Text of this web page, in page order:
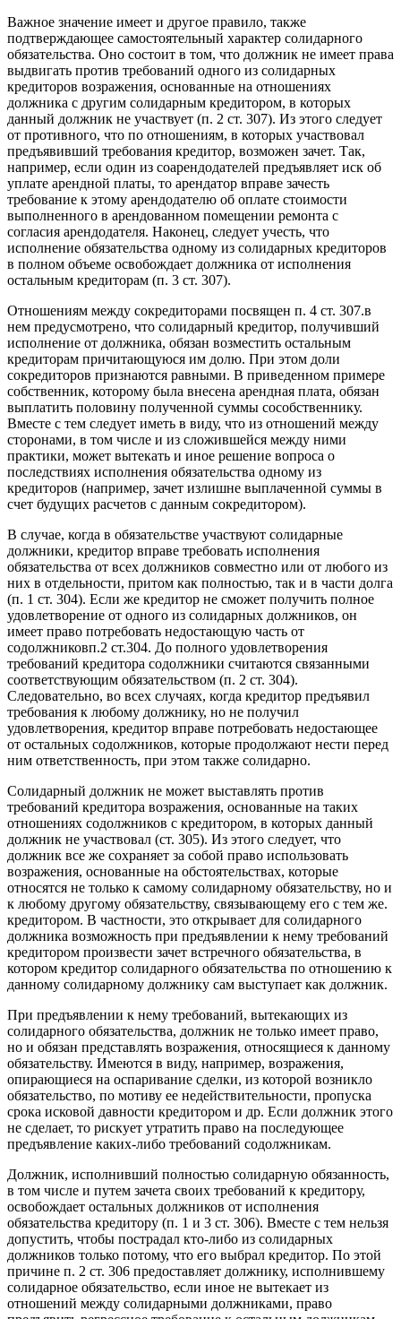
Важное значение имеет и другое правило, также
подтверждающее самостоятельный характер солидарного
обязательства. Оно состоит в том, что должник не имеет права
выдвигать против требований одного из солидарных
кредиторов возражения, основанные на отношениях
должника с другим солидарным кредитором, в которых
данный должник не участвует (п. 2 ст. 307). Из этого следует
от противного, что по отношениям, в которых участвовал
предъявивший требования кредитор, возможен зачет. Так,
например, если один из соарендодателей предъявляет иск об
уплате арендной платы, то арендатор вправе зачесть
требование к этому арендодателю об оплате стоимости
выполненного в арендованном помещении ремонта с
согласия арендодателя. Наконец, следует учесть, что
исполнение обязательства одному из солидарных кредиторов
в полном объеме освобождает должника от исполнения
остальным кредиторам (п. 3 ст. 307).
Отношениям между сокредиторами посвящен п. 4 ст. 307.в
нем предусмотрено, что солидарный кредитор, получивший
исполнение от должника, обязан возместить остальным
кредиторам причитающуюся им долю. При этом доли
сокредиторов признаются равными. В приведенном примере
собственник, которому была внесена арендная плата, обязан
выплатить половину полученной суммы сособственнику.
Вместе с тем следует иметь в виду, что из отношений между
сторонами, в том числе и из сложившейся между ними
практики, может вытекать и иное решение вопроса о
последствиях исполнения обязательства одному из
кредиторов (например, зачет излишне выплаченной суммы в
счет будущих расчетов с данным сокредитором).
В случае, когда в обязательстве участвуют солидарные
должники, кредитор вправе требовать исполнения
обязательства от всех должников совместно или от любого из
них в отдельности, притом как полностью, так и в части долга
(п. 1 ст. 304). Если же кредитор не сможет получить полное
удовлетворение от одного из солидарных должников, он
имеет право потребовать недостающую часть от
содолжниковп.2 ст.304. До полного удовлетворения
требований кредитора содолжники считаются связанными
соответствующим обязательством (п. 2 ст. 304).
Следовательно, во всех случаях, когда кредитор предъявил
требования к любому должнику, но не получил
удовлетворения, кредитор вправе потребовать недостающее
от остальных содолжников, которые продолжают нести перед
ним ответственность, при этом также солидарно.
Солидарный должник не может выставлять против
требований кредитора возражения, основанные на таких
отношениях содолжников с кредитором, в которых данный
должник не участвовал (ст. 305). Из этого следует, что
должник все же сохраняет за собой право использовать
возражения, основанные на обстоятельствах, которые
относятся не только к самому солидарному обязательству, но и
к любому другому обязательству, связывающему его с тем же.
кредитором. В частности, это открывает для солидарного
должника возможность при предъявлении к нему требований
кредитором произвести зачет встречного обязательства, в
котором кредитор солидарного обязательства по отношению к
данному солидарному должнику сам выступает как должник.
При предъявлении к нему требований, вытекающих из
солидарного обязательства, должник не только имеет право,
но и обязан представлять возражения, относящиеся к данному
обязательству. Имеются в виду, например, возражения,
опирающиеся на оспаривание сделки, из которой возникло
обязательство, по мотиву ее недействительности, пропуска
срока исковой давности кредитором и др. Если должник этого
не сделает, то рискует утратить право на последующее
предъявление каких-либо требований содолжникам.
Должник, исполнивший полностью солидарную обязанность,
в том числе и путем зачета своих требований к кредитору,
освобождает остальных должников от исполнения
обязательства кредитору (п. 1 и 3 ст. 306). Вместе с тем нельзя
допустить, чтобы пострадал кто-либо из солидарных
должников только потому, что его выбрал кредитор. По этой
причине п. 2 ст. 306 предоставляет должнику, исполнившему
солидарное обязательство, если иное не вытекает из
отношений между солидарными должниками, право